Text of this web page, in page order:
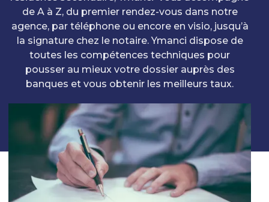
de A à Z, du premier rendez-vous dans notre
agence, par téléphone ou encore en visio, jusqu’à
la signature chez le notaire. Ymanci dispose de
toutes les compétences techniques pour
pousser au mieux votre dossier auprès des
banques et vous obtenir les meilleurs taux.